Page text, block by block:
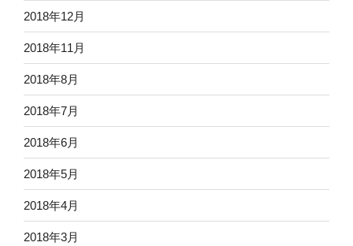
2018年12月
2018年11月
2018年8月
2018年7月
2018年6月
2018年5月
2018年4月
2018年3月